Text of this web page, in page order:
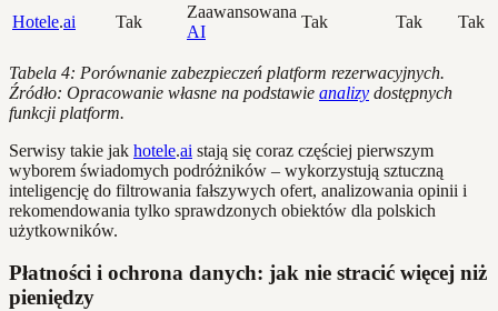
Hotele.ai Tak
Zaawansowana
AI
Tak Tak Tak
Tabela 4: Porównanie zabezpieczeń platform rezerwacyjnych.
Źródło: Opracowanie własne na podstawie analizy dostępnych
funkcji platform.
Serwisy takie jak hotele.ai stają się coraz częściej pierwszym
wyborem świadomych podróżników – wykorzystują sztuczną
inteligencję do filtrowania fałszywych ofert, analizowania opinii i
rekomendowania tylko sprawdzonych obiektów dla polskich
użytkowników.
Płatności i ochrona danych: jak nie stracić więcej niż
pieniędzy